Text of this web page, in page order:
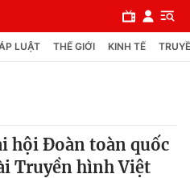
LUẬT THẾ GIỚI KINH TẾ
hội Đoàn toàn quốc
Truyền hình Việt